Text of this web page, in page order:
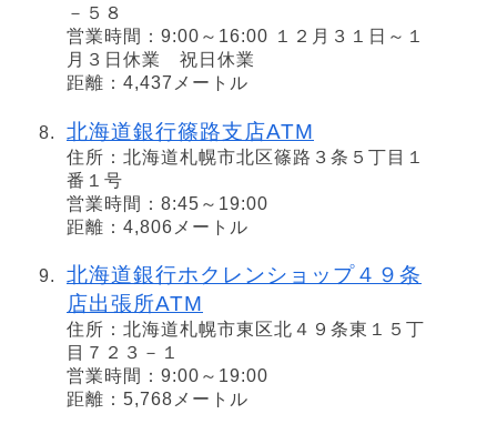
－５８
営業時間：9:00～16:00 １２月３１日～１
月３日休業 祝日休業
距離：4,437メートル
北海道銀行篠路支店ATM
住所：北海道札幌市北区篠路３条５丁目１
番１号
営業時間：8:45～19:00
距離：4,806メートル
北海道銀行ホクレンショップ４９条
店出張所ATM
住所：北海道札幌市東区北４９条東１５丁
目７２３－１
営業時間：9:00～19:00
距離：5,768メートル